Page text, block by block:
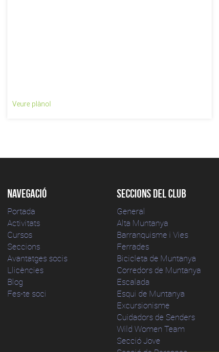
Veure plànol
Navegació
Portada
Activitats
Cursos
Seccions
Avantatges socis
Llicències
Blog
Fes-te soci
Seccions del club
General
Alta Muntanya
Barranquisme i Vies
Ferrades
Bicicleta de Muntanya
Corredors de Muntanya
Escalada
Esqui de Muntanya
Excursionisme
Cuidadors de Senders
Wild Women Team
Secció Jove